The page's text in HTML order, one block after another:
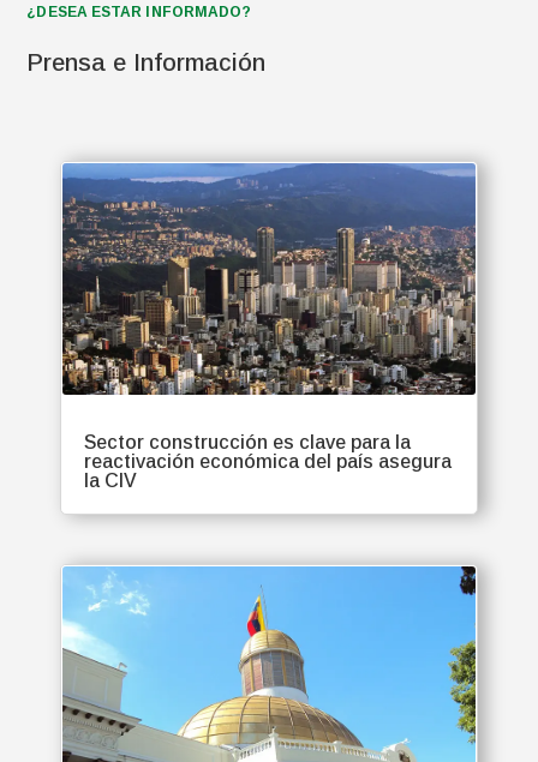
¿DESEA ESTAR INFORMADO?
Prensa e Información
Sector construcción es clave para la
reactivación económica del país asegura
la CIV